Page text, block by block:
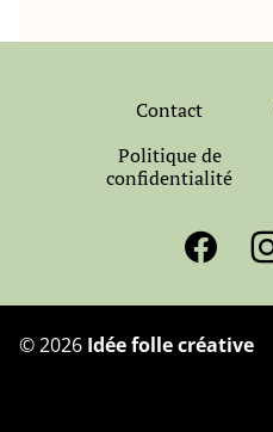
Contact
Politique de
confidentialité
©2026 Idée folle créative